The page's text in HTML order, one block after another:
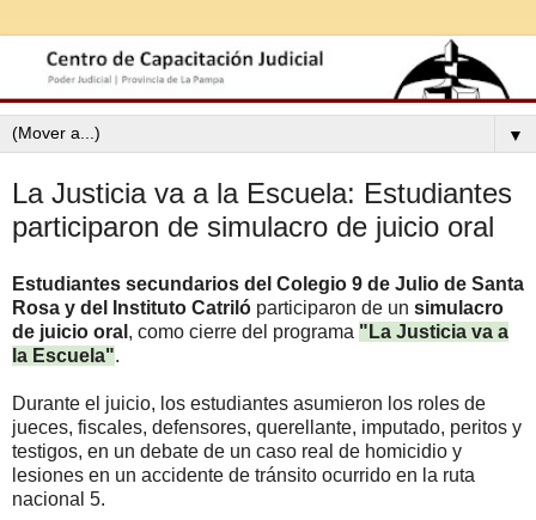
▼
La Justicia va a la Escuela: Estudiantes
participaron de simulacro de juicio oral
Estudiantes secundarios del Colegio 9 de Julio de Santa
Rosa y del Instituto Catriló participaron de un simulacro
de juicio oral , como cierre del programa "La Justicia va a
la Escuela".
Durante el juicio, los estudiantes asumieron los roles de
jueces, fiscales, defensores, querellante, imputado, peritos y
testigos, en un debate de un caso real de homicidio y
lesiones en un accidente de tránsito ocurrido en la ruta
nacional 5.